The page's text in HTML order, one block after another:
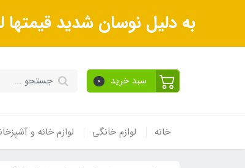
به دلیل نوسان شدید
سبد خرید 0
خانه لوازم خانگی لوازم خانه و